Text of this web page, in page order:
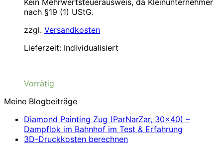
nach §19 (1) UStG.
zzgl. Versandkosten
Lieferzeit: Individualisiert
Vorrätig
Meine Blogbeiträge
Diamond Painting Zug (ParNarZar, 30×40) –
Dampflok im Bahnhof im Test & Erfahrung
3D-Druckkosten berechnen